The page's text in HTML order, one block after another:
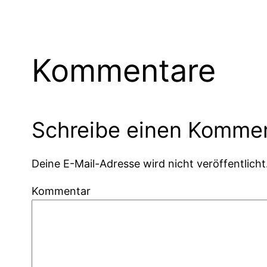
Kommentare
Schreibe einen
Deine E-Mail-Adresse wird nicht
Kommentar